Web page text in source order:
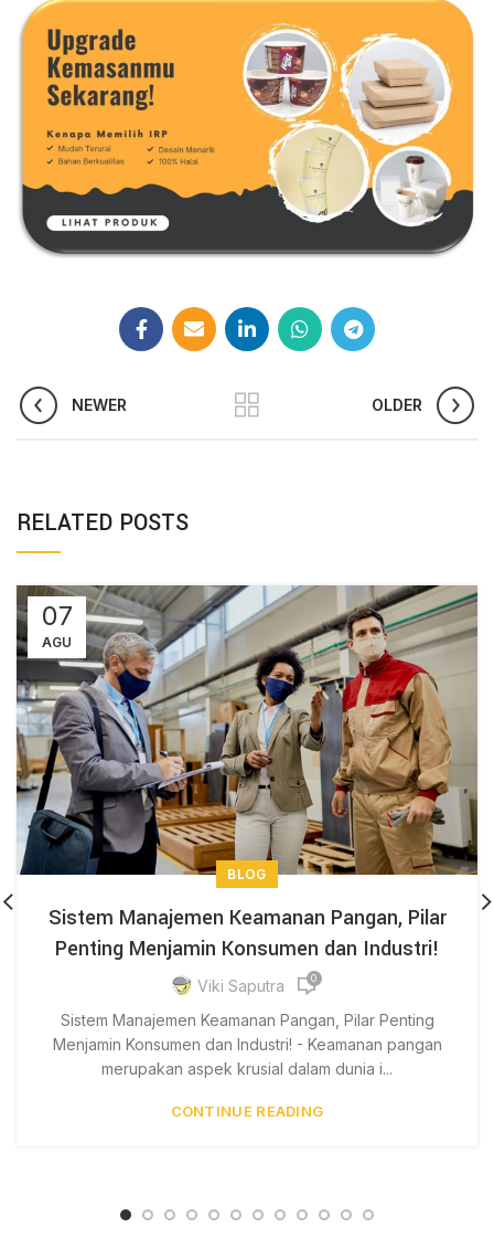
NEWER OLDER
RELATED POSTS
07
AGU
BLOG
Sistem Manajemen Keamanan Pangan, Pilar
Penting Menjamin Konsumen dan Industri!
Viki Saputra 0
Sistem Manajemen Keamanan Pangan, Pilar Penting
Menjamin Konsumen dan Industri! - Keamanan pangan
merupakan aspek krusial dalam dunia i...
CONTINUE READING